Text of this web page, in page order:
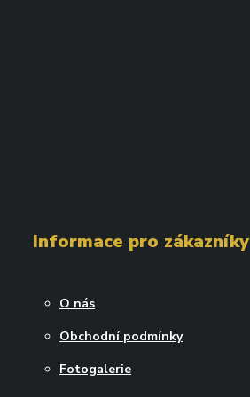
Informace pro zákazníky
O nás
Obchodní podmínky
Fotogalerie